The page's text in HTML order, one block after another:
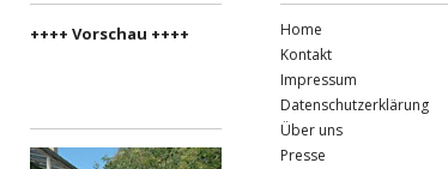
Home
Kontakt
Impressum
Datenschutzerklärung
Über uns
Presse
++++ Vorschau ++++